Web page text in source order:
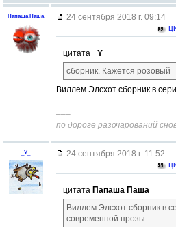
Папаша Паша
24 сентября 2018 г. 09:14
цитата
_Y_
сборник. Кажется розовый
Виллем Элсхот сборник в
–––
по дороге разочарований
_Y_
24 сентября 2018 г. 11:52
цитата Папаша Паша
Виллем Элсхот сборник в
современной прозы